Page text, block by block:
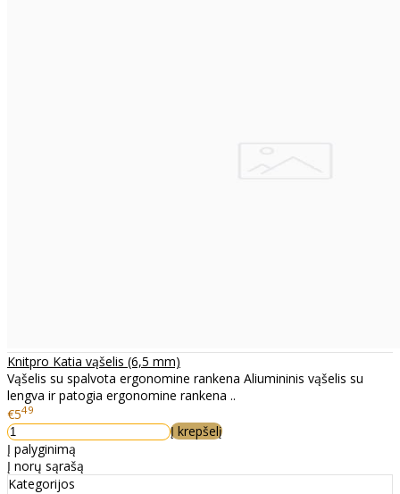
Knitpro Katia vąšelis (6,5 mm)
Vąšelis su spalvota ergonomine rankena Aliumininis vąšelis su
lengva ir patogia ergonomine rankena ..
€549
Į krepšelį
Į palyginimą
Į norų sąrašą
Kategorijos